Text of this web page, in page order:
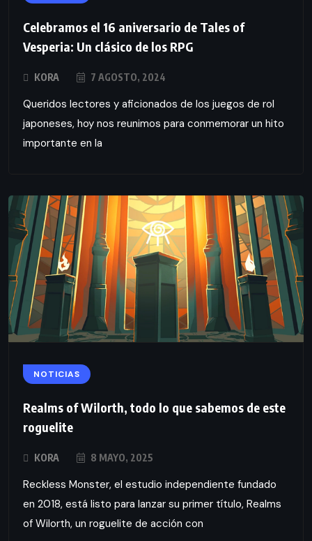
Celebramos el 16 aniversario de Tales of
Vesperia: Un clásico de los RPG
KORA 7 AGOSTO, 2024
Queridos lectores y aficionados de los juegos de rol
japoneses, hoy nos reunimos para conmemorar un hito
importante en la
NOTICIAS
Realms of Wilorth, todo lo que sabemos de este
roguelite
KORA 8 MAYO, 2025
Reckless Monster, el estudio independiente fundado
en 2018, está listo para lanzar su primer título, Realms
of Wilorth, un roguelite de acción con